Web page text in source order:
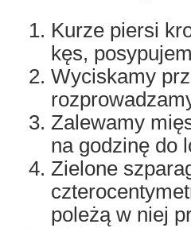
Kurze piersi
kęs,
Wyciskamy
Zalewamy
na godzinę do
Zielone
poleżą w niej